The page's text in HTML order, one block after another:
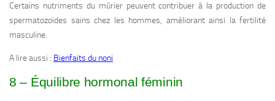
Certains nutriments du mûrier peuvent contribuer à la production de
spermatozoïdes sains chez les hommes, améliorant ainsi la fertilité
masculine.
A lire aussi : Bienfaits du noni
8 – Équilibre hormonal féminin